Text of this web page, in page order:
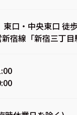
東口・中央東口 徒
宿線「新宿三丁